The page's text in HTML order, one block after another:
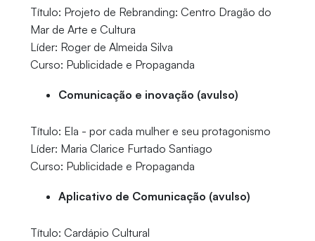
Título: Projeto de Rebranding: Centro Dragão do
Mar de Arte e Cultura
Líder: Roger de Almeida Silva
Curso: Publicidade e Propaganda
Comunicação e inovação (avulso)
Título: Ela - por cada mulher e seu protagonismo
Líder: Maria Clarice Furtado Santiago
Curso: Publicidade e Propaganda
Aplicativo de Comunicação (avulso)
Título: Cardápio Cultural